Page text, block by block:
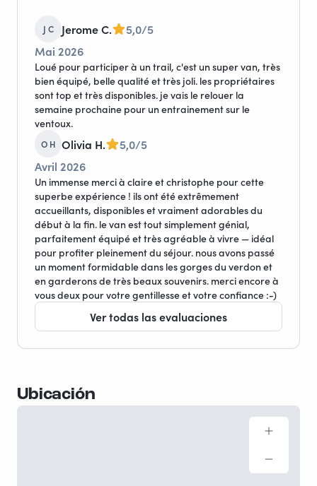
J C Jerome C.
5,0/5
Mai 2026
Loué pour participer à un trail, c'est un super van, très
bien équipé, belle qualité et très joli. les propriétaires
sont top et très disponibles. je vais le relouer la
semaine prochaine pour un entrainement sur le
ventoux.
O H Olivia H.
5,0/5
Avril 2026
Un immense merci à claire et christophe pour cette
superbe expérience ! ils ont été extrêmement
accueillants, disponibles et vraiment adorables du
début à la fin. le van est tout simplement génial,
parfaitement équipé et très agréable à vivre — idéal
pour profiter pleinement du séjour. nous avons passé
un moment formidable dans les gorges du verdon et
en garderons de très beaux souvenirs. merci encore à
vous deux pour votre gentillesse et votre confiance :-)
Ver todas las evaluaciones
Ubicación